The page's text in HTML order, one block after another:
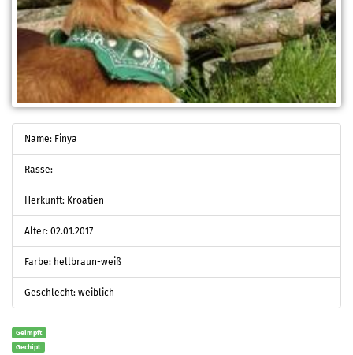
Name: Finya
Rasse:
Herkunft: Kroatien
Alter: 02.01.2017
Farbe: hellbraun-weiß
Geschlecht: weiblich
Geimpft
Gechipt